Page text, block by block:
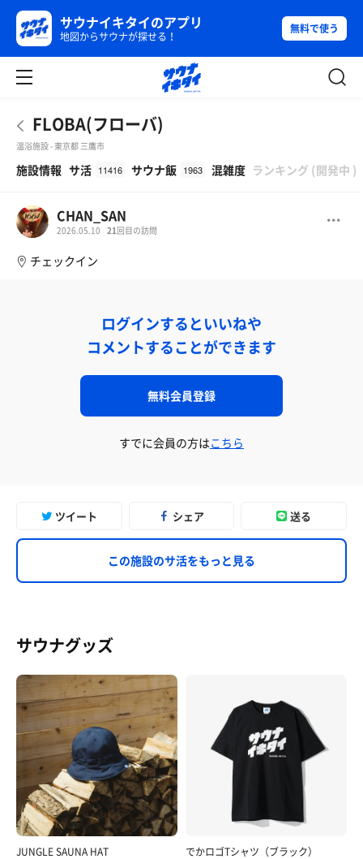
サウナイキタイのアプリ
地図からサウナが探せる！
無料で使う
FLOBA(フローバ)
温浴施設 - 東京都 三鷹市
施設情報 サ活 11416 サウナ飯 1963 混雑度 ランキング (開発中 )
CHAN_SAN
2026.05.10 21 回目の訪問
チェックイン
ログインするといいねや
コメントすることができます
無料会員登録
すでに会員の方はこちら
ツイート シェア 送る
この施設のサ活をもっと見る
サウナグッズ
JUNGLE SAUNA HAT でかロゴTシャツ（ブラック）